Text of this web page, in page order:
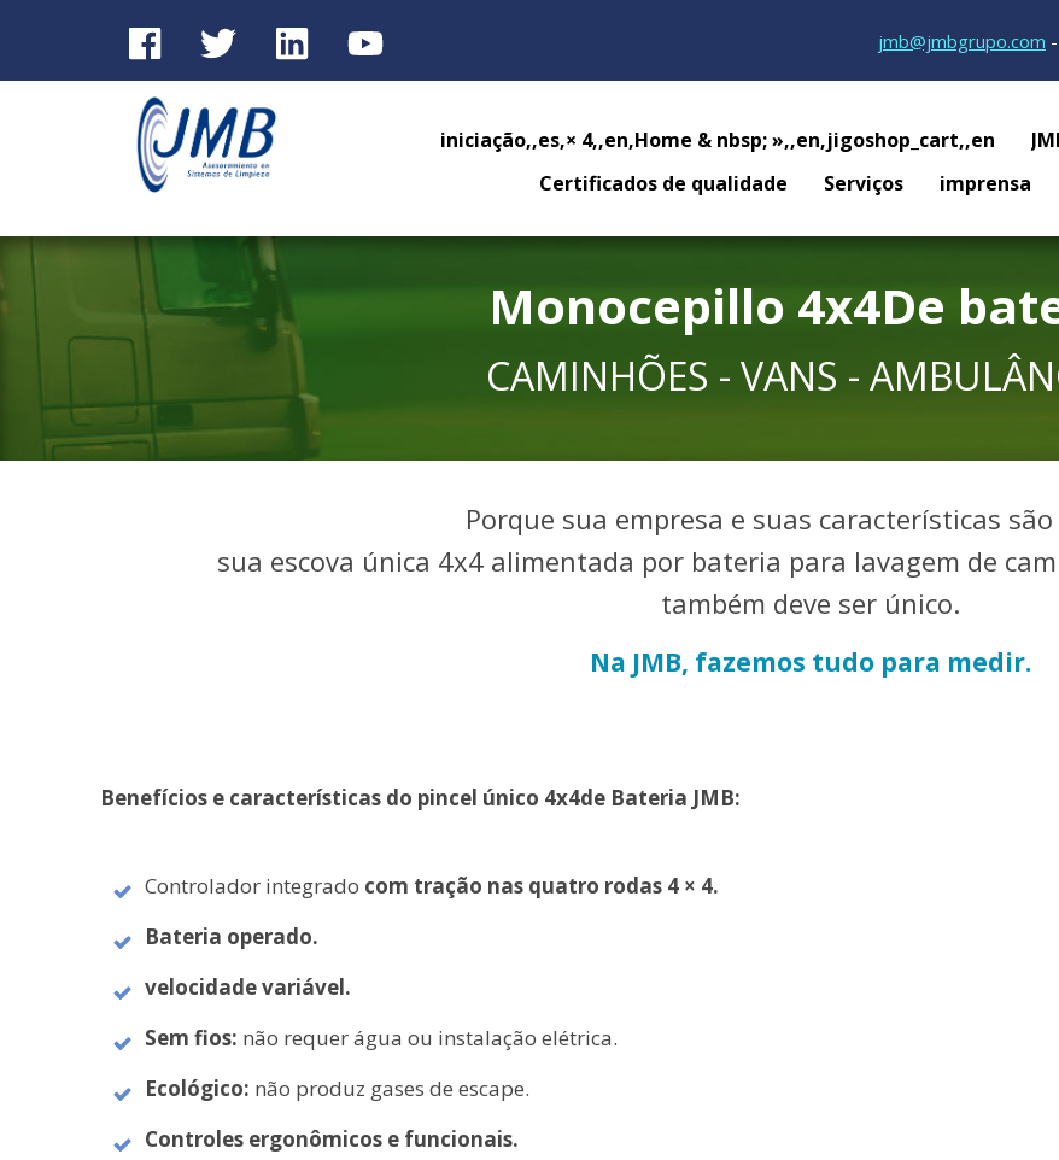
jmb@jmbgrupo.com
iniciação,,es,× 4,,en,Home & nbsp; »,,en,jigoshop_cart,,en
Certificados de qualidade
Serviços imprensa
Monocepillo 4x4De
CAMINHÕES - VANS -
Porque sua empresa e suas características
sua escova única 4x4 alimentada por bateria para lavagem de
também deve ser único.
Na JMB, fazemos tudo para medir.
Benefícios e características do pincel único 4x4de Bateria JMB:
Controlador integrado com tração nas quatro rodas 4 × 4.
Bateria operado.
velocidade variável.
Sem fios: não requer água ou instalação elétrica.
Ecológico: não produz gases de escape.
Controles ergonômicos e funcionais.